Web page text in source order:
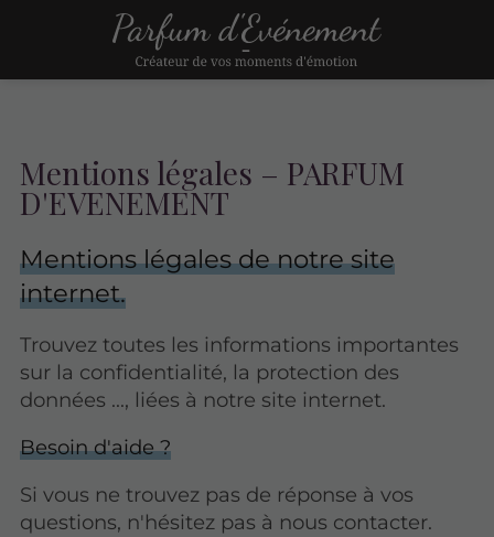
Mentions légales – PARFUM
D'EVENEMENT
Mentions légales de notre site
internet.
Trouvez toutes les informations importantes
sur la confidentialité, la protection des
données ..., liées à notre site internet.
Besoin d'aide ?
Si vous ne trouvez pas de réponse à vos
questions, n'hésitez pas à nous contacter.